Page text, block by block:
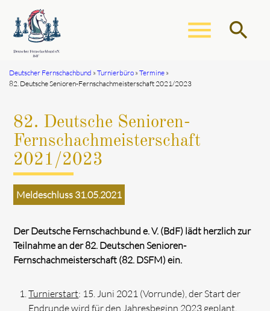
menu search
Deutscher Fernschachbund Turnierbüro Termine
82. Deutsche Senioren-Fernschachmeisterschaft 2021/2023
82. Deutsche Senioren-
Fernschachmeisterschaft
2021/2023
Meldeschluss 31.05.2021
Der Deutsche Fernschachbund e. V. (BdF) lädt herzlich zur
Teilnahme an der 82. Deutschen Senioren-
Fernschachmeisterschaft (82. DSFM) ein.
Turnierstart: 15. Juni 2021 (Vorrunde), der Start der
Endrunde wird für den Jahresbeginn 2023 geplant.